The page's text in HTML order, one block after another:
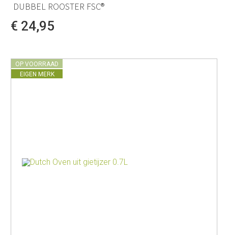
DUBBEL ROOSTER FSC®
€ 24,95
OP VOORRAAD
EIGEN MERK